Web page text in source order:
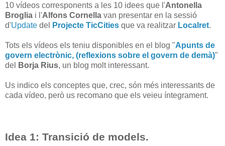
10 vídeos corresponents a les 10 idees que l'Antonella
Broglia i l'Alfons Cornella van presentar en la sessió
d'Update del Projecte TicCities que va realitzar Localret.
Tots els vídeos els teniu disponibles en el blog "Apunts de
govern electrònic, (reflexions sobre el govern de demà)"
del
Borja Rius, un blog molt interessant.
Us indico els conceptes que, crec, són més interessants de
cada vídeo, però us recomano que els veieu íntegrament.
Idea 1: Transició de models.